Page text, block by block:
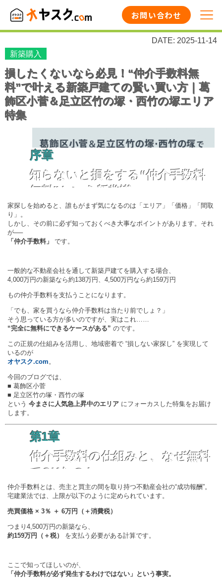
お問い合わせ
DATE: 2025-11-14
新築購入
損したくないなら必見！“仲介手数料無
料”で叶える新築戸建ての賢い買い方｜葛
飾区小菅＆足立区竹の塚・西竹の塚エリア
特集
序章
知らないと損をする“仲介手数料
無料”という新常識
家探しを始めると、誰もがまず気になるのは「エリア」「価格」「間取
り」。
しかし、その前に必ず知っておくべき大事なポイントがあります。それ
が──
「仲介手数料」
です。
一般的な不動産会社を通して新築戸建てを購入する場合、
4,000万円の新築なら約138万円、4,500万円なら約159万円
もの仲介手数料を支払うことになります。
「でも、家を買うなら仲介手数料は当たり前でしょ？」
そう思っている方が多いのですが、実はこれ……
“完全に無料にできるケースがある” のです。
この正規の仕組みを活用し、地域密着で “損しない家探し” を実現して
いるのが
オヤスク.com 。
今回のブログでは、
■ 葛飾区小菅
■ 足立区竹の塚・西竹の塚
という 今まさに人気急上昇中のエリア にフォーカスした特集をお届け
します。
第1章
仲介手数料の仕組みと、なぜ無料
でOKなのか
仲介手数料とは、売主と買主の間を取り持つ不動産会社の“成功報酬”。
宅建業法では、上限が以下のように定められています。
売買価格 × 3％ ＋ 6万円（＋消費税）
つまり4,500万円の新築なら、
約159万円（＋税）
を支払う必要がある計算です。
ここで知ってほしいのが、
「仲介手数料が必ず発生するわけではない」という事実。